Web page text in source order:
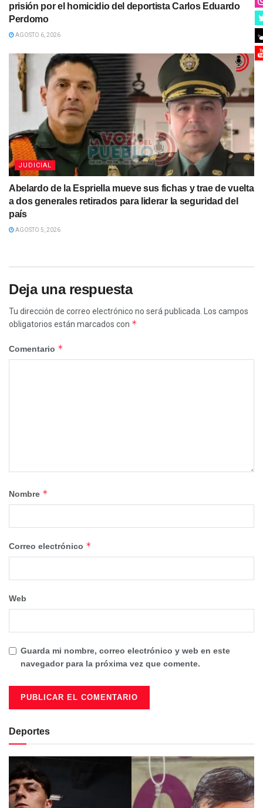
prisión por el homicidio del deportista Carlos Eduardo
Perdomo
AGOSTO 6, 2026
JUDICIAL
Abelardo de la Espriella mueve sus fichas y trae de vuelta
a dos generales retirados para liderar la seguridad del
país
AGOSTO 5, 2026
Deja una respuesta
Tu dirección de correo electrónico no será publicada.
Los campos
obligatorios están marcados con *
Comentario *
Nombre *
Correo electrónico *
Web
Guarda mi nombre, correo electrónico y web en este
navegador para la próxima vez que comente.
Deportes